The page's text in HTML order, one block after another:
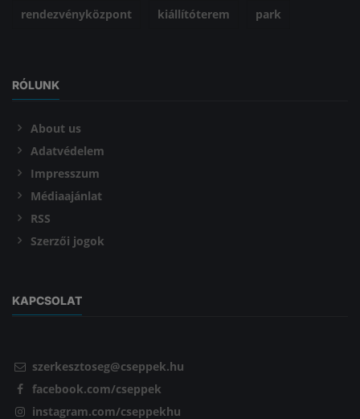
rendezvényközpont kiállítóterem park
RÓLUNK
About us
Adatvédelem
Impresszum
Médiaajánlat
RSS
Szerzői jogok
KAPCSOLAT
szerkesztoseg@cseppek.hu
facebook.com/cseppek
instagram.com/cseppekhu